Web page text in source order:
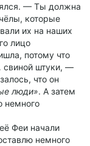
— Ты должна
которые
их на наших
лицо
потому что
свиной штуки, —
что он
люди». А затем
немного
Феи начали
немного